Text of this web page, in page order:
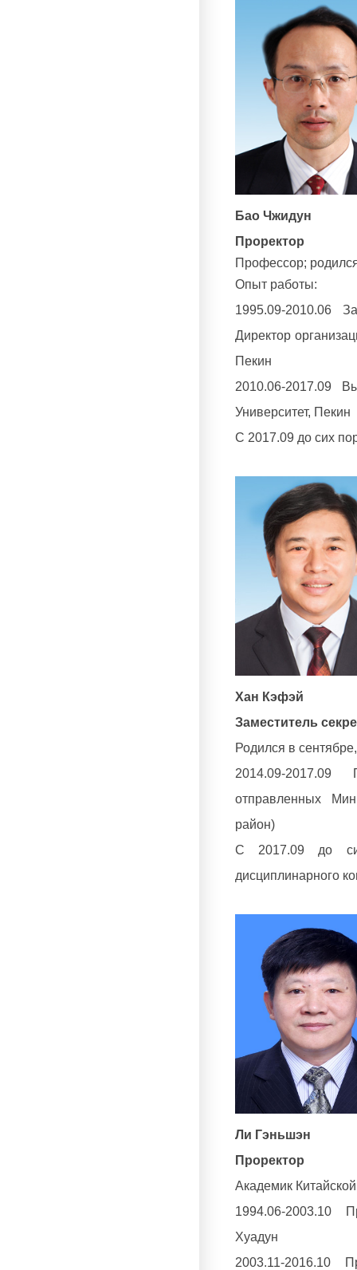
Бао Чжидун
Проректор
Профессор;
Опыт работы:
1995.09-2010.06
Директор
Пекин
2010.06-2017.09
Университет, Пекин
С 2017.09 до сих
Хан Кэфэй
Заместитель
Родился в
2014.09-2017.09
отправленных
район)
С 2017.09 до сих
дисциплинарного
Ли Гэньшэн
Проректор
Академик
1994.06-2003.10
Хуадун
2003.11-2016.10